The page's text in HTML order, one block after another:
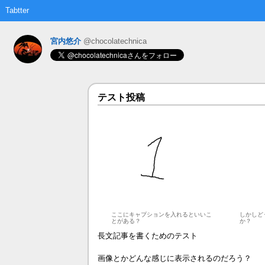
Tabtter
宮内悠介 @chocolatechnica
テスト投稿
ここにキャプションを入れるといいこ
とがある？
しかし
か？
長文記事を書くためのテスト
画像とかどんな感じに表示されるのだろう？